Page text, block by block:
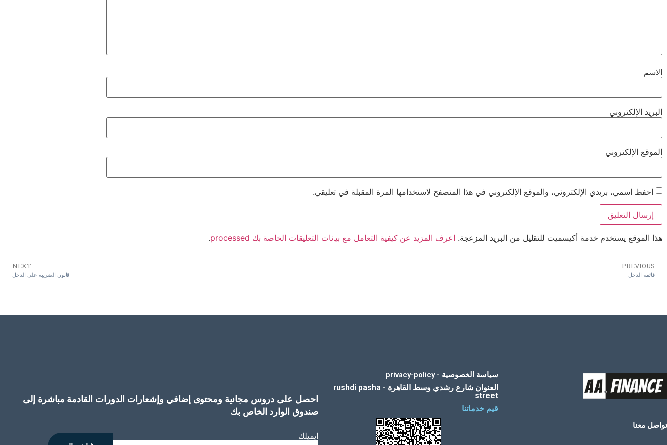
الاسم
البريد الإلكتروني
الموقع الإلكتروني
احفظ اسمي، بريدي الإلكتروني، والموقع الإلكتروني في هذا المتصفح لاستخدامها المرة المقبلة في تعليقي.
هذا الموقع يستخدم خدمة أكيسميت للتقليل من البريد المزعجة. اعرف المزيد عن كيفية التعامل مع بيانات التعليقات الخاصة بك processed .
PREVIOUS
قائمة الدخل
NEXT
قانون الضريبة على الدخل
تواصل معنا
سياسة الخصوصية - privacy-policy
العنوان شارع رشدي وسط القاهرة - rushdi pasha
street
قيم خدماتنا
احصل على دروس مجانية ومحتوى إضافي وإشعارات الدورات القادمة مباشرة إلى
صندوق الوارد الخاص بك
ايميلك